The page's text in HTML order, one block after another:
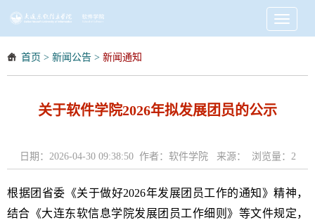
Toggle
首页 > 新闻公告 > 新闻通知
关于软件学院2026年拟发展团员的公示
日期：2026-04-30 09:38:50 作者：软件学院 来源： 浏览量： 2
根据团省委《关于做好2026年发展团员工作的通知》精神，
结合 《大连东软信息学院发展团员工作细则》 等文件规定，